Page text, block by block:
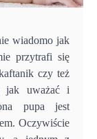
wiadomo jak
przytrafi się
czy też
jak uważać i
pupa jest
Oczywiście